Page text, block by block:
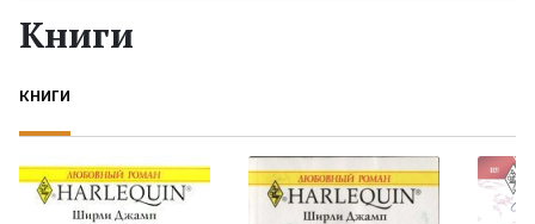
Жанры
Экранизации
Книги
КНИГИ